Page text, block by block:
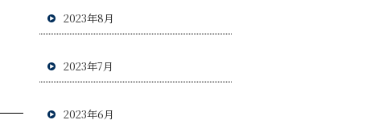
2023年8月
2023年7月
2023年6月